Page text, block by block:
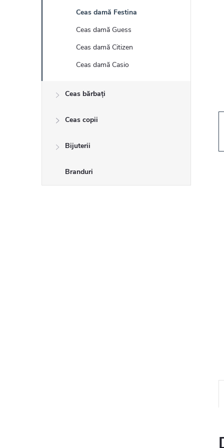
a
a
Ceas damă Festina
Ceas damă Guess
Ceas damă Citizen
Ceas damă Casio
Ceas bărbați
Ceas copii
Bijuterii
Branduri